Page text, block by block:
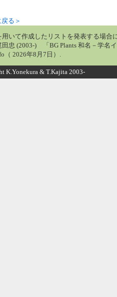
る＞
いて作成したリストを発表する場合
忠 (2003-) 「BG Plants 和名－学名
（ 2026年8月7日）.
K.Yonekura & T.Kajita 2003-